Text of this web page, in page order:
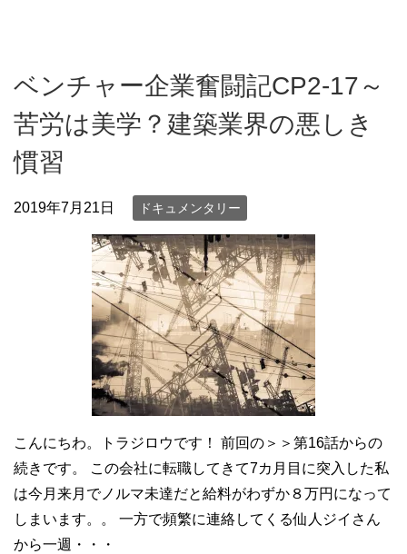
ベンチャー企業奮闘記CP2‐17～
苦労は美学？建築業界の悪しき
慣習
2019年7月21日 ドキュメンタリー
こんにちわ。トラジロウです！ 前回の＞＞第16話からの
続きです。 この会社に転職してきて7カ月目に突入した私
は今月来月でノルマ未達だと給料がわずか８万円になって
しまいます。。 一方で頻繁に連絡してくる仙人ジイさん
から一週・・・